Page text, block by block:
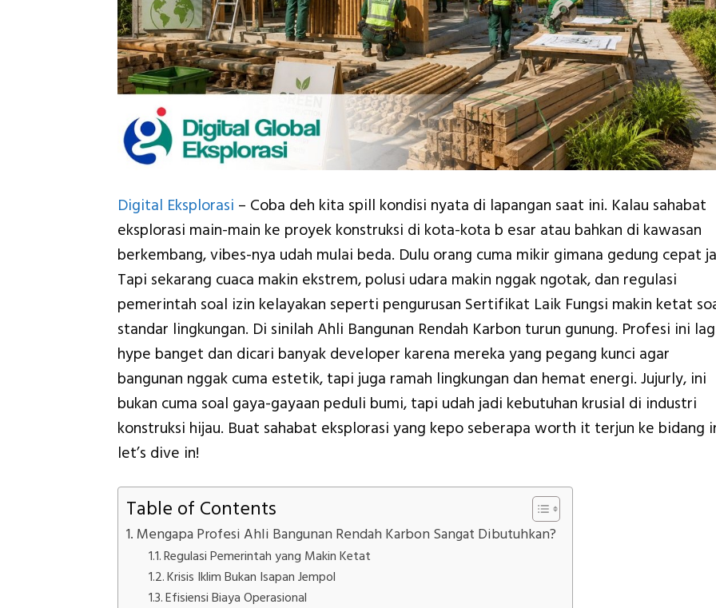
Digital Eksplorasi – Coba deh kita spill kondisi nyata di lapangan saat ini. Kalau sahabat
eksplorasi main-main ke proyek konstruksi di kota-kota b esar atau bahkan di kawasan
berkembang, vibes-nya udah mulai beda. Dulu orang cuma mikir gimana gedung cepat
Tapi sekarang cuaca makin ekstrem, polusi udara makin nggak ngotak, dan regulasi
pemerintah soal izin kelayakan seperti pengurusan Sertifikat Laik Fungsi makin ketat
standar lingkungan. Di sinilah Ahli Bangunan Rendah Karbon turun gunung. Profesi ini
hype banget dan dicari banyak developer karena mereka yang pegang kunci agar
bangunan nggak cuma estetik, tapi juga ramah lingkungan dan hemat energi. Jujurly, ini
bukan cuma soal gaya-gayaan peduli bumi, tapi udah jadi kebutuhan krusial di industri
konstruksi hijau. Buat sahabat eksplorasi yang kepo seberapa worth it terjun ke bidang
let’s dive in!
Table of Contents
Mengapa Profesi Ahli Bangunan Rendah Karbon Sangat Dibutuhkan?
Regulasi Pemerintah yang Makin Ketat
Krisis Iklim Bukan Isapan Jempol
Efisiensi Biaya Operasional